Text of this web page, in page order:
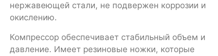
нержавеющей стали, не подвержен коррозии и
окислению.
Компрессор обеспечивает стабильный объем и
давление. Имеет резиновые ножки, которые